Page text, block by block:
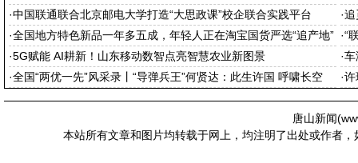
场”
·中国联通联合北京邮电大学打造“大思政课”校企联合实践平台 ·追
·全国地方特色新品一年多五成，年轻人正在淘宝国货严选“追产地” ·“
·5G赋能 AI耕新！山东移动数智点亮智慧农业新图景 ·车
·全国“两优一先”风采录丨“导弹兵王”何贤达：此生许国 呼啸长空 ·许
唐山新闻(
本站所有文章和图片均转载于网上，均注明了出处或作者